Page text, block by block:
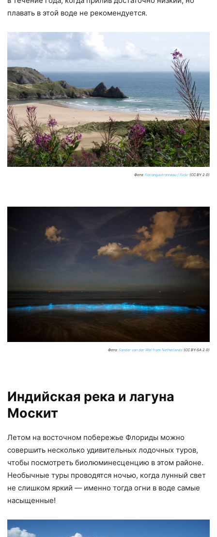
плавать в этой воде не рекомендуется.
Фото: floriangautronneau / flickr (CC BY 2.0)
Фото: Sander van der Wel from Netherlands (CC BY-SA 2.0)
Индийская река и лагуна
Москит
Летом на восточном побережье Флориды можно
совершить несколько удивительных лодочных туров,
чтобы посмотреть биолюминесценцию в этом районе.
Необычные туры проводятся ночью, когда лунный свет
не слишком яркий — именно тогда огни в воде самые
насыщенные!